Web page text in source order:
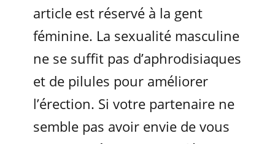
article est réservé à la gent
féminine. La sexualité masculine
ne se suffit pas d’aphrodisiaques
et de pilules pour améliorer
l’érection. Si votre partenaire ne
semble pas avoir envie de vous